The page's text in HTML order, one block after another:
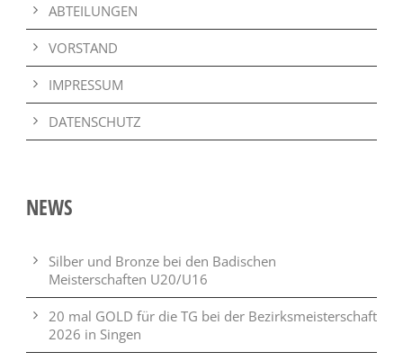
ABTEILUNGEN
VORSTAND
IMPRESSUM
DATENSCHUTZ
NEWS
Silber und Bronze bei den Badischen
Meisterschaften U20/U16
20 mal GOLD für die TG bei der Bezirksmeisterschaft
2026 in Singen